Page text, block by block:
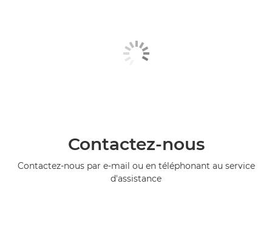
Contactez-nous
Contactez-nous par e-mail ou en téléphonant au service
d'assistance